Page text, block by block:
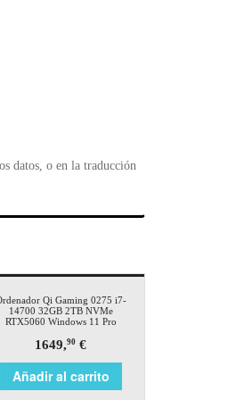
datos, o en la traducción
Qi Gaming 0275 i7-
14700 32GB 2TB NVMe
RTX5060 Windows 11 Pro
1649,90 €
Añadir al carrito